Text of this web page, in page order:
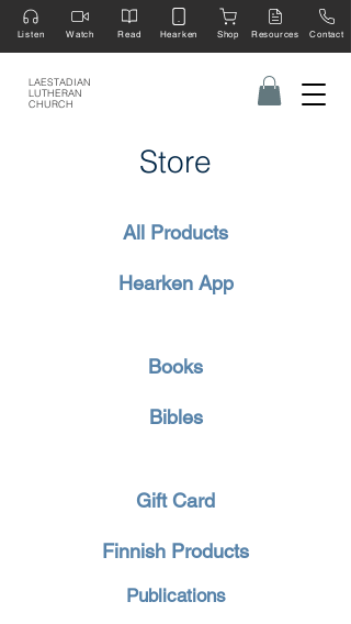
LAESTADIAN
LUTHERAN
CHURCH
Listen Watch Read Hearken Shop Resources Contact
Store
All Products
Hearken App
Books
Bibles
Gift Card
Finnish Products
Publications